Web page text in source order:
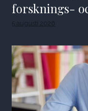
forsknings-
5 augusti 2026